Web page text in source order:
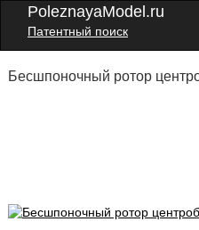
PoleznayaModel.ru
Патентный поиск
Бесшпоночный ротор